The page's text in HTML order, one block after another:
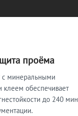
проёма
с минеральными
клеем обеспечивает
до 240 мин